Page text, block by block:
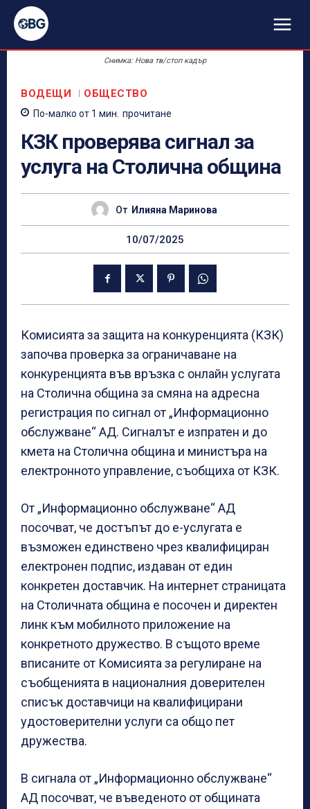
Снимка: Нова тв/стоп кадър
ВОДЕЩИ ОБЩЕСТВО
По-малко от 1 мин. прочитане
КЗК проверява сигнал за
услуга на Столична община
От Илияна Маринова
10/07/2025
Комисията за защита на конкуренцията (КЗК)
започва проверка за ограничаване на
конкуренцията във връзка с онлайн услугата
на Столична община за смяна на адресна
регистрация по сигнал от „Информационно
обслужване“ АД. Сигналът е изпратен и до
кмета на Столична община и министъра на
електронното управление, съобщиха от КЗК.
От „Информационно обслужване“ АД
посочват, че достъпът до е-услугата е
възможен единствено чрез квалифициран
електронен подпис, издаван от един
конкретен доставчик. На интернет страницата
на Столичната община е посочен и директен
линк към мобилното приложение на
конкретното дружество. В същото време
вписаните от Комисията за регулиране на
съобщенията в националния доверителен
списък доставчици на квалифицирани
удостоверителни услуги са общо пет
дружества.
В сигнала от „Информационно обслужване“
АД посочват, че въведеното от общината